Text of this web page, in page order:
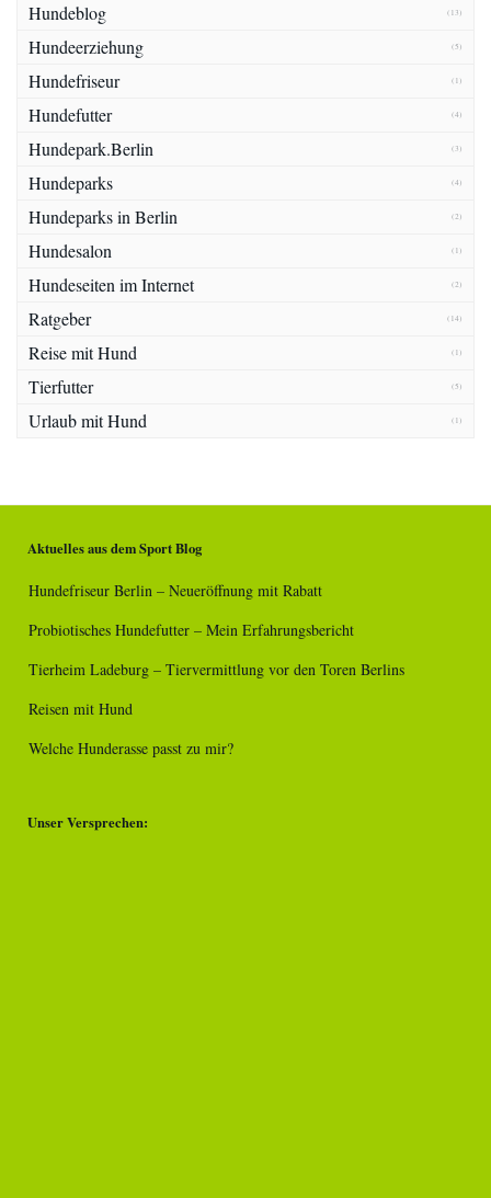
Hundeblog (13)
Hundeerziehung (5)
Hundefriseur (1)
Hundefutter (4)
Hundepark.Berlin (3)
Hundeparks (4)
Hundeparks in Berlin (2)
Hundesalon (1)
Hundeseiten im Internet (2)
Ratgeber (14)
Reise mit Hund (1)
Tierfutter (5)
Urlaub mit Hund (1)
Aktuelles aus dem Sport Blog
Hundefriseur Berlin – Neueröffnung mit Rabatt
Probiotisches Hundefutter – Mein Erfahrungsbericht
Tierheim Ladeburg – Tiervermittlung vor den Toren Berlins
Reisen mit Hund
Welche Hunderasse passt zu mir?
Unser Versprechen: